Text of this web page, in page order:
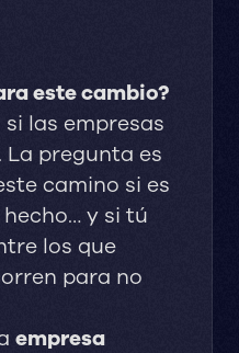
este cambio?
las empresas
pregunta es
camino si es
y si tú
los que
para no
empresa